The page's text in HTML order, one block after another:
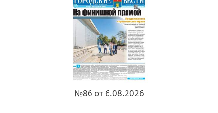
№86 от 6.08.2026